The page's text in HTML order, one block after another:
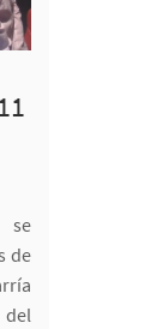
se
de
del